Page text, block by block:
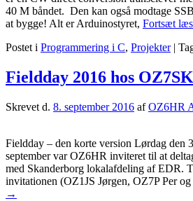
40 M båndet. Den kan også modtage
at bygge! Alt er Arduinostyret, Fortsæt
Postet i Programmering i C, Projekter |
Fieldday 2016 hos
Skrevet d. 8. september 2016 afOZ6HR
Fieldday – den korte version Lørdag den
september var OZ6HR inviteret til at
med Skanderborg lokalafdeling af EDR.
invitationen (OZ1JS Jørgen, OZ7P Per
→